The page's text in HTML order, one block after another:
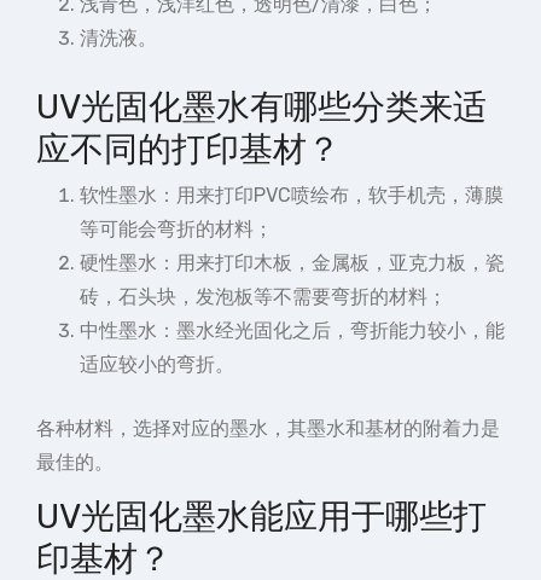
清洗液。
UV光固化墨水有哪些分类来适
应不同的打印基材？
软性墨水：用来打印PVC喷绘布，软手机壳，薄膜
等可能会弯折的材料；
硬性墨水：用来打印木板，金属板，亚克力板，瓷
砖，石头块，发泡板等不需要弯折的材料；
中性墨水：墨水经光固化之后，弯折能力较小，能
适应较小的弯折。
各种材料，选择对应的墨水，其墨水和基材的附着力是
最佳的。
UV光固化墨水能应用于哪些打
印基材？